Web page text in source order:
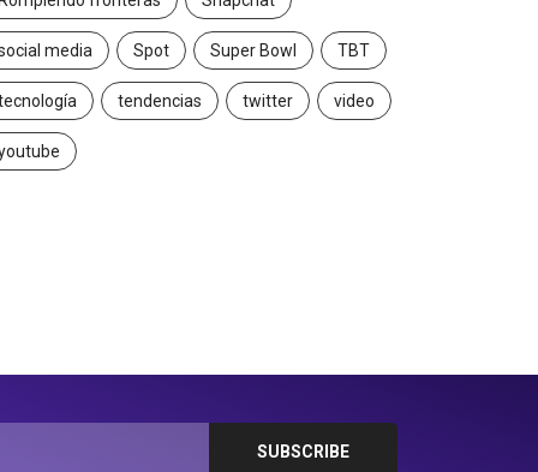
media Spot Super Bowl TBT
tendencias twitter video